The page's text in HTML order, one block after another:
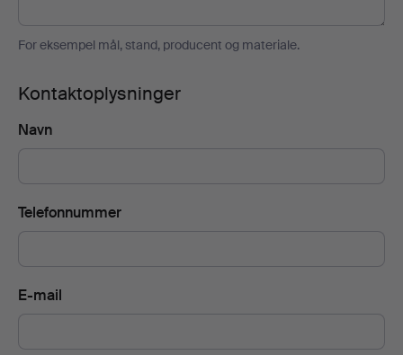
For eksempel mål, stand, producent og materiale.
Kontaktoplysninger
Navn
Telefonnummer
E-mail